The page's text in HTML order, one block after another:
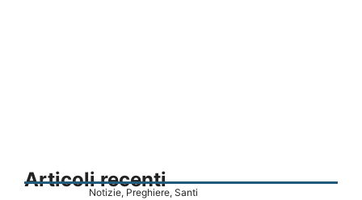
Articoli recenti
Notizie, Preghiere, Santi